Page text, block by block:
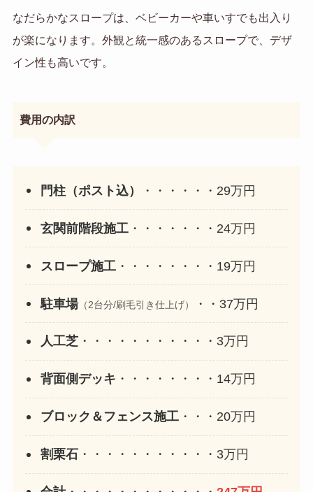
なだらかなスロープは、ベビーカーや車いすでも出入り
が楽になります。外観と統一感のあるスロープで、デザ
イン性も高いです。
費用の内訳
門柱（ポスト込） ・・・・・・29万円
玄関前階段施工 ・・・・・・・24万円
スロープ施工 ・・・・・・・・19万円
駐車場（2台分/刷毛引き仕上げ） ・・37万円
人工芝 ・・・・・・・・・・・3万円
背面側デッキ ・・・・・・・・14万円
ブロック＆フェンス施工 ・・・20万円
割栗石 ・・・・・・・・・・・3万円